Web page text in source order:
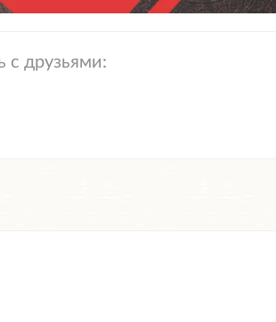
с друзьями: